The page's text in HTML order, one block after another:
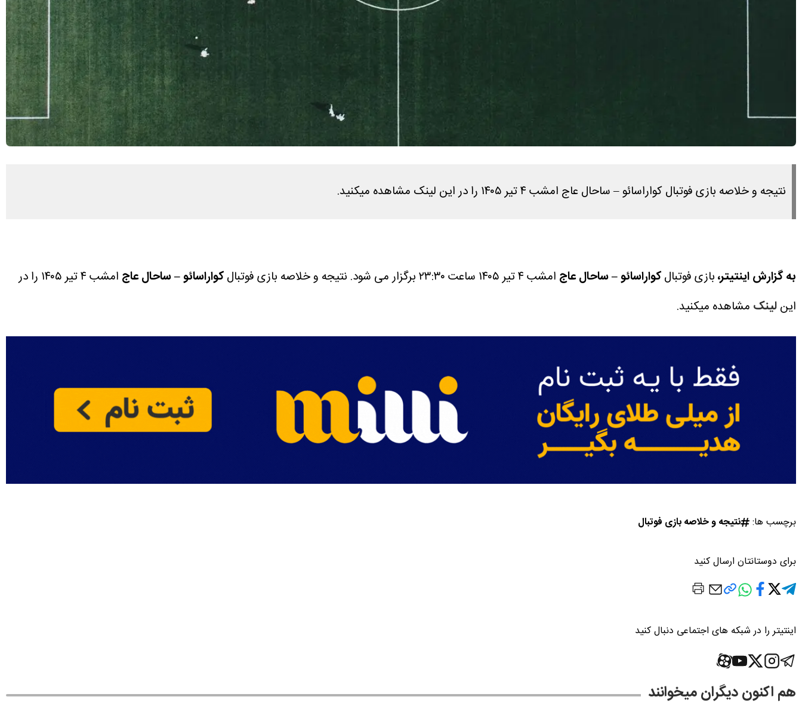
نتیجه و خلاصه بازی فوتبال کواراسائو – ساحال عاج امشب ۴ تیر ۱۴۰۵ را در این لینک مشاهده میکنید.
به گزارش اینتیتر،بازی فوتبالکواراسائو – ساحال عاج امشب ۴ تیر ۱۴۰۵ ساعت ۲۳:۳۰ برگزار می شود. نتیجه و خلاصه بازی فوتبالکواراسائو – ساحال عاج
امشب ۴ تیر ۱۴۰۵ را در
اینلینک مشاهده میکنید.
برچسب ها: نتیجه و خلاصه بازی فوتبال
برای دوستانتان ارسال کنید
اینتیتر را در شبکه های اجتماعی دنبال کنید
هم اکنون دیگران میخوانند